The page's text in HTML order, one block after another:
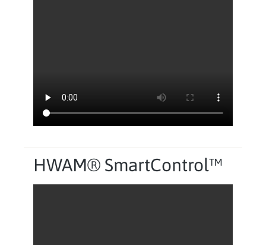
HWAM® SmartControl™